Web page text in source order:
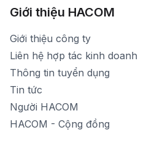
Thời gian mở cửa: Từ 8h30-19h hàng ngày
Xem bản đồ đường đi
1900 1903 (máy lẻ 159) -(028)73000322
1900 1903 (máy lẻ 160)
[email protected]
Thời gian mở cửa: Từ 8h30-20h hàng ngày
Giới thiệu HACOM
Giới thiệu công ty
Liên hệ hợp tác kinh doanh
Thông tin tuyển dụng
Tin tức
Người HACOM
HACOM - Cộng đồng